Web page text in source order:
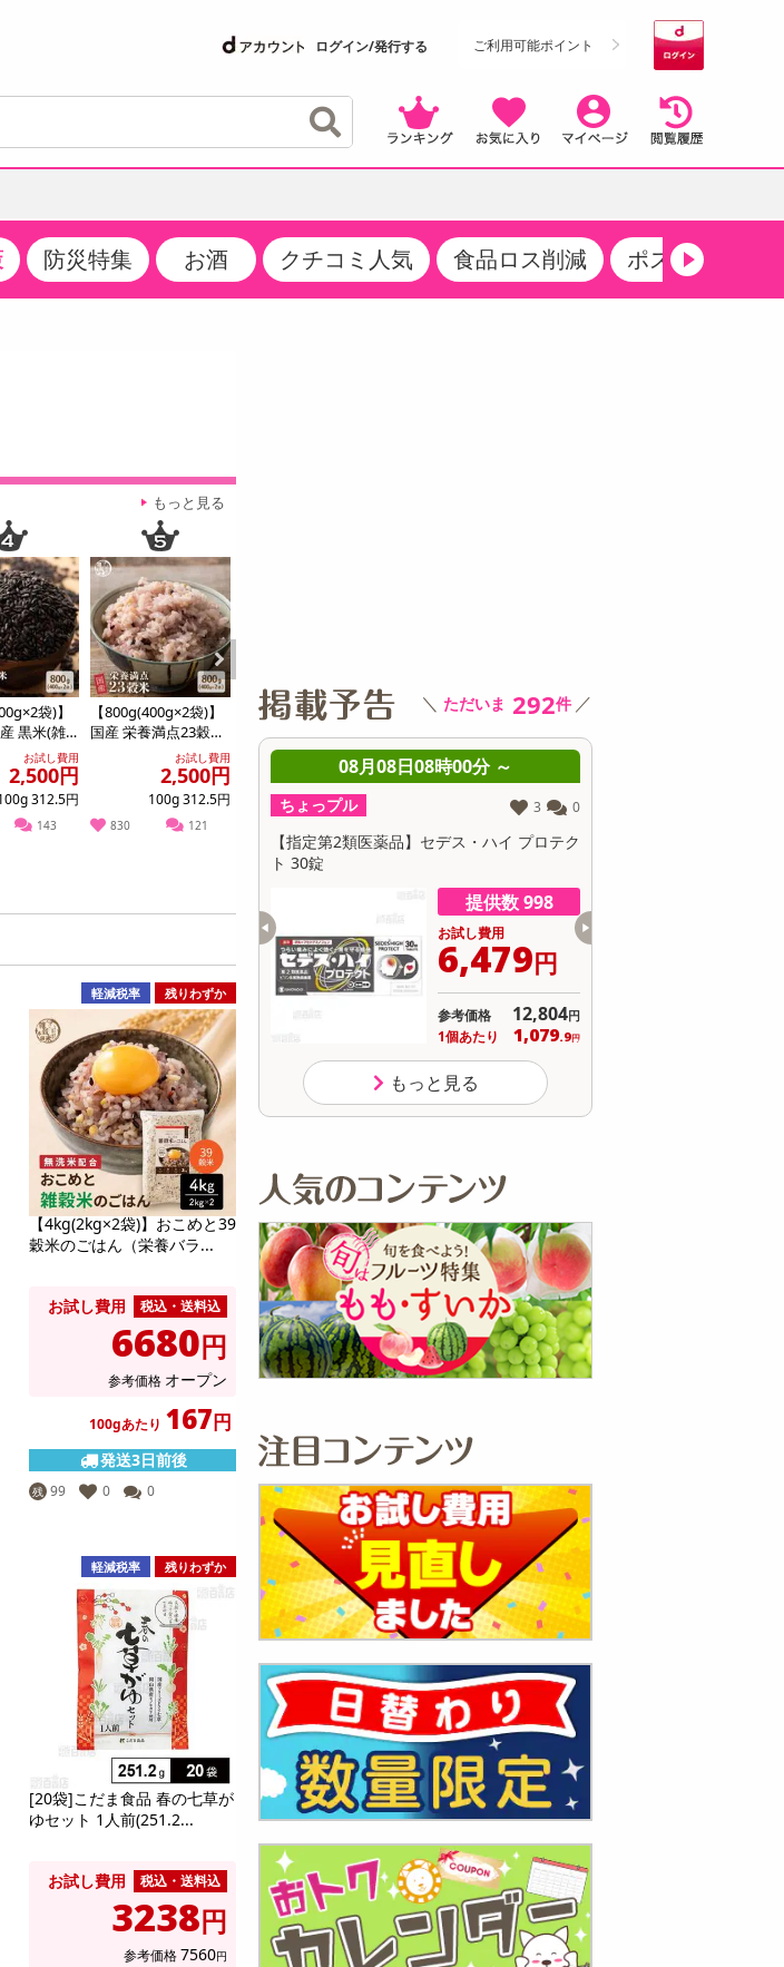
ログイン/発行する ご利用可能ポイント
ーナー クーポン
食品・調味料
詰・ジャム・はちみつ
・粉物
チュー
生鮮食品
加工食品
お菓子
ドライフルーツ
プリン
アイス・スイーツ
飲料
ンク・エナジードリンク
（茶葉）
豆・インスタント）
お酒
イ・カクテル
ール飲料
イン・お酒ギフト
洗剤
ト
剤
キッチン・日用品
ア・衛生用品
貨・食器・消耗品
鍋・包丁
ヘアケア・ボディケア
ビューティーケア
健康・ダイエット・サプリメント
サプリメント・ドリンク
ズ
医薬品・医薬部外品
インテリア・家具・収納・寝具
雑貨
・イベント用品・DIY・工具
ンテリア・家具
ファッション
リー
ン雑貨
家電
・プリンター・パソコン周辺機器
ィア・メモリーカード
ォン・携帯電話・タブレットアクセサ
リー
灯・照明
電
ベビー・キッズ・マタニティ
ィ
ビー・キッズ・マタニティ
ペット用品
防災特集 お酒 クチコミ人気 食品ロス削減 ポストにお届け
もっと見る
袋)】
黒米(雑
ック付き)
お試し費用
2,500円
312.5円
143
【800g(400g×2袋)】
国産 栄養満点23穀米
(チャック付き)お試し費用
2,500円
100g 312.5円
830 121
【800g(400g×2袋)】
レンド (チャック付
お試し費用
2,500円
100g 312.5円
令和7年産 秋田県産
袋
お試し費用
10,432円
1袋 5,216円
【2.4kg(400g×6袋)】
穀 (チャック付き)
Next
軽減税率 残りわずか
【4kg(2kg×2袋)】おこめと39
穀米のごはん（栄養バラ...
お試し費用 税込・送料込
6680円
参考価格 オープン
100gあたり 167円
発送3日前後
残 99 0 0
軽減税率 残りわずか
[20袋]こだま食品 春の七草が
ゆセット 1人前(251.2...
お試し費用 税込・送料込
3238円
参考価格7560円
＼ ただいま 292件 ／
08月08日08時00分 ～
プル 26
1,460円
参考価格 オープン
1個あたり 243
08月08日08時00分 ～
ちょっプル 3 0
【指定第2類医薬品】セデス・ハイ プロテク
ト 30錠
提供数 998
お試し費用
6,479円
参考価格 12,804円
1個あたり 1,079.9円
もっと見る